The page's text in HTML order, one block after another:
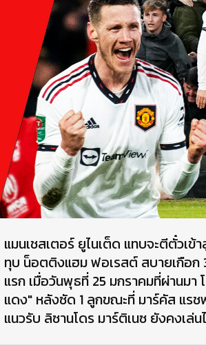
แมนเชสเตอร์ ยูไนเต็ด แทบจะตีตั๋วเ
ทุบ น็อตติงแฮม ฟอเรสต์ สบายเกือก
แรก เมื่อวันพุธที่ 25 มกราคมที่ผ่านมา
แดง" หลังซัด 1 ลูกขณะที่ มาร์คัส แร
แนวรับ ลิซานโดร มาร์ติเนซ ยังคงเล่